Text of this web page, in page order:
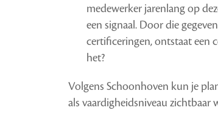
medewerker jarenlang op
een signaal. Door die
certificeringen, ontstaat een
het?
Volgens Schoonhoven kun je
als vaardigheidsniveau